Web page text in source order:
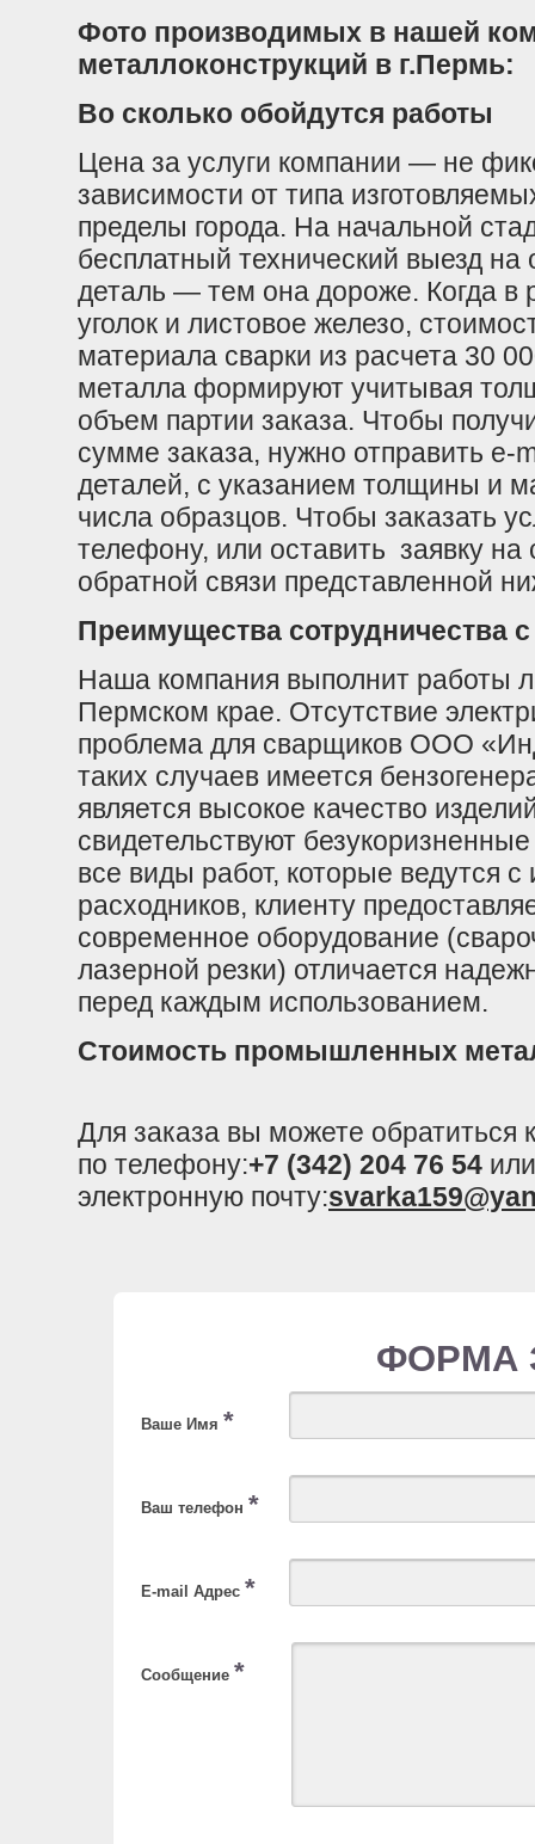
Фото производимых в нашей
металлоконструкций в г.Пермь:
Во сколько обойдутся работы
Цена за услуги компании — не
зависимости от типа
пределы города. На начальной
бесплатный технический выезд
деталь — тем она дороже. Когда в
уголок и листовое железо,
материала сварки из расчета 30
металла формируют учитывая
объем партии заказа. Чтобы
сумме заказа, нужно отправить
деталей, с указанием толщины и
числа образцов. Чтобы заказать
телефону, или оставить заявку
обратной связи представленной
Преимущества сотрудничества
Наша компания выполнит работы
Пермском крае. Отсутствие
проблема для сварщиков ООО
таких случаев имеется
является высокое качество
свидетельствуют
все виды работ, которые ведутся
расходников, клиенту
современное оборудование
лазерной резки) отличается
перед каждым использованием.
Стоимость промышленных
Для заказа вы можете
по телефону:+7 (342) 204 76 54
электронную почту:
ФОРМА
Ваше Имя *
Ваш телефон *
E-mail Адрес *
Сообщение *